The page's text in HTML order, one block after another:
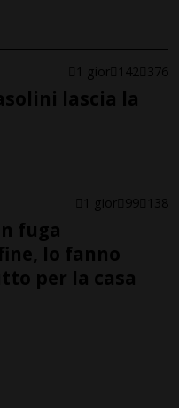
1 gior 142 376
lascia la
1 gior 99 138
fuga
lo fanno
per la casa